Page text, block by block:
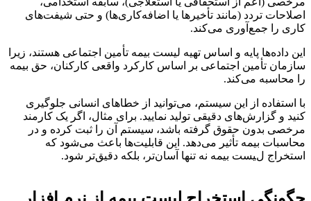
اصلاحات تردد (مانند تأخیرها یا اضافه‌کاری‌ها) و حتی شیفت‌های
کاری را جمع‌آوری می‌کند.
این داده‌ها پایه و اساس تهیه لیست بیمه تأمین اجتماعی هستند، زیرا
سازمان تأمین اجتماعی بر اساس کارکرد واقعی کارکنان، حق بیمه
را محاسبه می‌کند.
با استفاده از این سیستم، می‌توانید از خطاهای انسانی جلوگیری
کنید و گزارش‌های دقیقی تولید نمایید. برای مثال، اگر یک کارمند
مرخصی بدون حقوق گرفته باشد، سیستم آن را ثبت کرده و در
محاسبات بیمه تأثیر می‌دهد. این قابلیت‌ها باعث می‌شود که
استخراج لیست بیمه نه تنها آسان‌تر، بلکه دقیق‌تر شود.